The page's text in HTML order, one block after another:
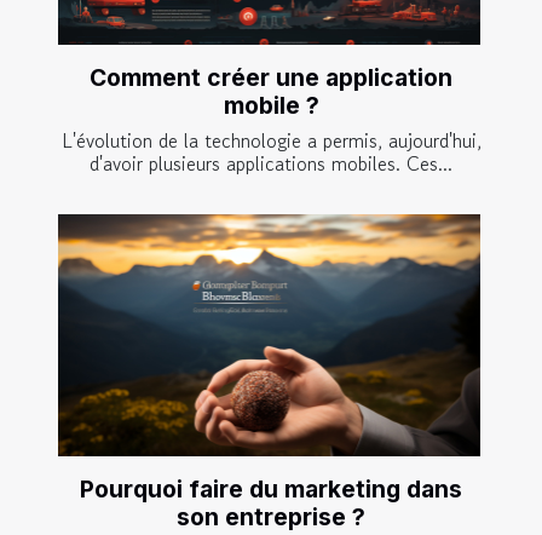
Comment créer une application
mobile ?
L'évolution de la technologie a permis, aujourd'hui,
d'avoir plusieurs applications mobiles. Ces...
Pourquoi faire du marketing dans
son entreprise ?